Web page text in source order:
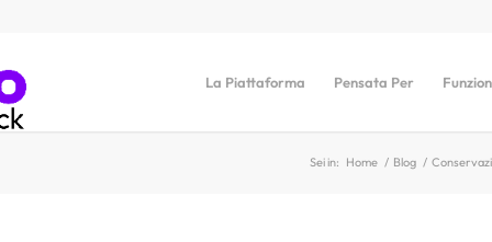
La Piattaforma Pensata Per
Sei in: Home / Blog /